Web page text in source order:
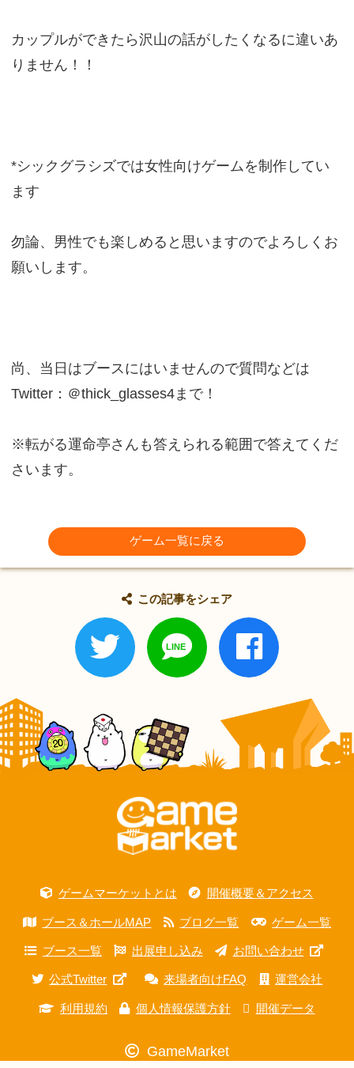
カップルができたら沢山の話がしたくなるに違いあ
りません！！
*シックグラシズでは女性向けゲームを制作してい
ます
勿論、男性でも楽しめると思いますのでよろしくお
願いします。
尚、当日はブースにはいませんので質問などは
Twitter：＠thick_glasses4まで！
※転がる運命亭さんも答えられる範囲で答えてくだ
さいます。
ゲーム一覧に戻る
この記事をシェア
ゲームマーケットとは 開催概要＆アクセス
ブース＆ホールMAP ブログ一覧 ゲーム一覧
ブース一覧 出展申し込み お問い合わせ
公式Twitter 来場者向けFAQ 運営会社
利用規約 個人情報保護方針 開催データ
GameMarket